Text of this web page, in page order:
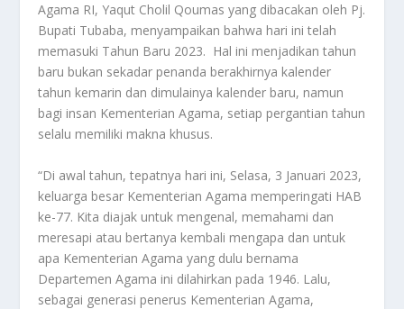
Agama RI, Yaqut Cholil Qoumas yang dibacakan oleh Pj.
Bupati Tubaba, menyampaikan bahwa hari ini telah
memasuki Tahun Baru 2023. Hal ini menjadikan tahun
baru bukan sekadar penanda berakhirnya kalender
tahun kemarin dan dimulainya kalender baru, namun
bagi insan Kementerian Agama, setiap pergantian tahun
selalu memiliki makna khusus.
“Di awal tahun, tepatnya hari ini, Selasa, 3 Januari 2023,
keluarga besar Kementerian Agama memperingati HAB
ke-77. Kita diajak untuk mengenal, memahami dan
meresapi atau bertanya kembali mengapa dan untuk
apa Kementerian Agama yang dulu bernama
Departemen Agama ini dilahirkan pada 1946. Lalu,
sebagai generasi penerus Kementerian Agama,